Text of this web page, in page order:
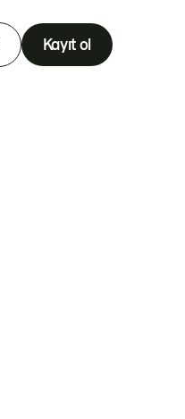
Kayıt ol